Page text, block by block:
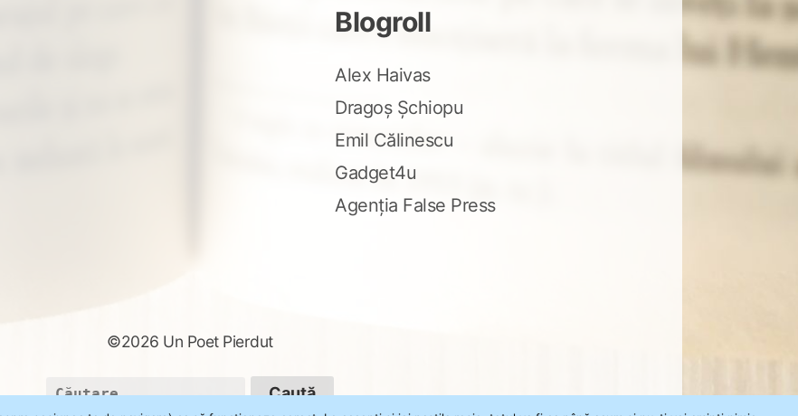
Blogroll
Alex Haivas
Dragoș Șchiopu
Emil Călinescu
Gadget4u
Agenția False Press
©2026 Un Poet Pierdut
Caută